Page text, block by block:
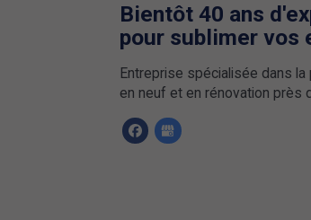
Bientôt 40 ans
pour sublimer vos
Entreprise spécialisée dans
en neuf et en rénovation près